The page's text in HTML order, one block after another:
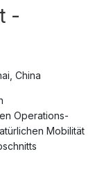
-
China
Operations-
Mobilität